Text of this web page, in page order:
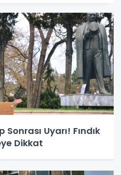
Sonrası Uyarı! Fındık
Dikkat